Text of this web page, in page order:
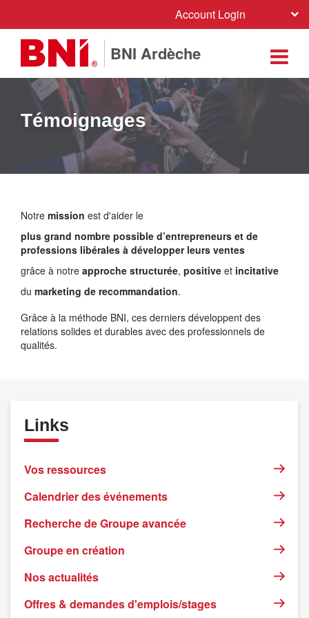
Account Login
BNI Ardèche
Témoignages
Notre mission est d'aider le
plus grand nombre possible d’entrepreneurs et de
professions libérales à développer leurs ventes
grâce à notre approche structurée, positive et incitative
du marketing de recommandation.
Grâce à la méthode BNI, ces derniers développent des
relations solides et durables avec des professionnels de
qualités.
Links
Vos ressources
Calendrier des événements
Recherche de Groupe avancée
Groupe en création
Nos actualités
Offres & demandes d'emplois/stages